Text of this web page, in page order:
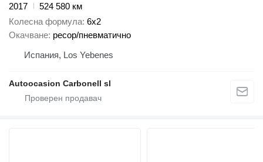
2017
524 580 км
Колесна формула 6x2
Окачване ресор/пневматично
Испания, Los Yebenes
Autoocasion Carbonell sl